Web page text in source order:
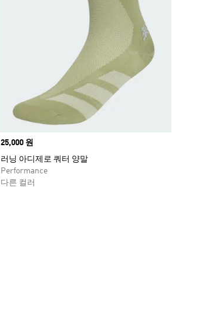
Price
25,000 원
러닝 아디제로 쿼터 양말
Performance
다른 컬러